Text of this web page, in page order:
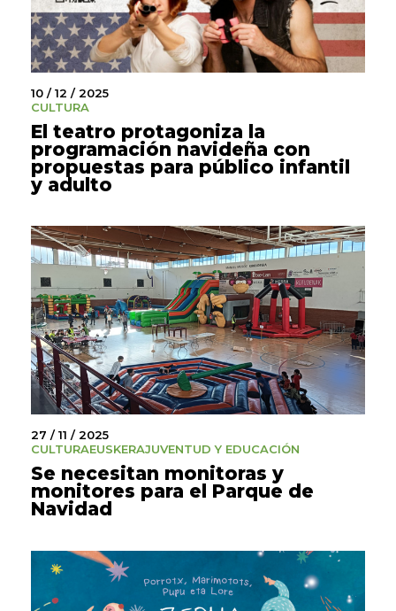
10 / 12 / 2025
CULTURA
El teatro protagoniza la
programación navideña con
propuestas para público infantil
y adulto
27 / 11 / 2025
CULTURAEUSKERAJUVENTUD Y EDUCACIÓN
Se necesitan monitoras y
monitores para el Parque de
Navidad